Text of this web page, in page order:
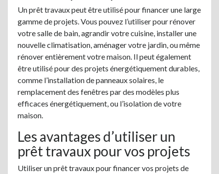
Un prêt travaux peut être utilisé pour financer une large
gamme de projets. Vous pouvez l’utiliser pour rénover
votre salle de bain, agrandir votre cuisine, installer une
nouvelle climatisation, aménager votre jardin, ou même
rénover entièrement votre maison. Il peut également
être utilisé pour des projets énergétiquement durables,
comme l’installation de panneaux solaires, le
remplacement des fenêtres par des modèles plus
efficaces énergétiquement, ou l’isolation de votre
maison.
Les avantages d’utiliser un
prêt travaux pour vos projets
Utiliser un prêt travaux pour financer vos projets de